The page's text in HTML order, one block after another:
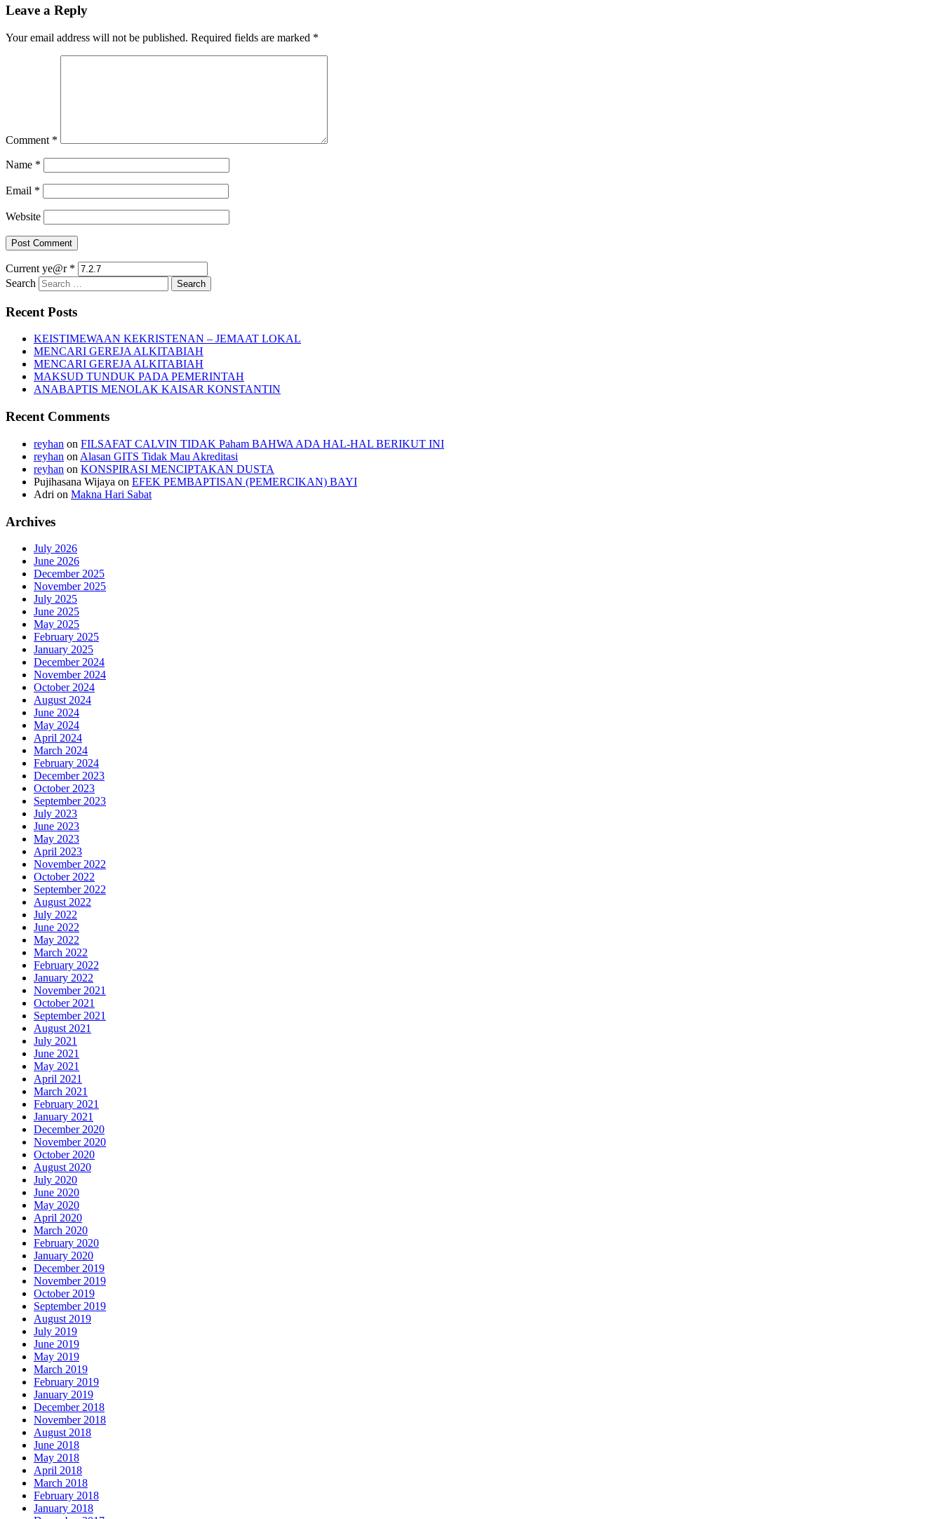
Leave a Reply
Your email address will not be published. Required fields are marked *
Comment *
Name *
Email *
Website
Current ye@r *
Search
Recent Posts
KEISTIMEWAAN KEKRISTENAN – JEMAAT LOKAL
MENCARI GEREJA ALKITABIAH
MENCARI GEREJA ALKITABIAH
MAKSUD TUNDUK PADA PEMERINTAH
ANABAPTIS MENOLAK KAISAR KONSTANTIN
Recent Comments
reyhan on FILSAFAT CALVIN TIDAK Paham BAHWA ADA HAL-HAL BERIKUT INI
reyhan on Alasan GITS Tidak Mau Akreditasi
reyhan on KONSPIRASI MENCIPTAKAN DUSTA
Pujihasana Wijaya on EFEK PEMBAPTISAN (PEMERCIKAN) BAYI
Adri on Makna Hari Sabat
Archives
July 2026
June 2026
December 2025
November 2025
July 2025
June 2025
May 2025
February 2025
January 2025
December 2024
November 2024
October 2024
August 2024
June 2024
May 2024
April 2024
March 2024
February 2024
December 2023
October 2023
September 2023
July 2023
June 2023
May 2023
April 2023
November 2022
October 2022
September 2022
August 2022
July 2022
June 2022
May 2022
March 2022
February 2022
January 2022
November 2021
October 2021
September 2021
August 2021
July 2021
June 2021
May 2021
April 2021
March 2021
February 2021
January 2021
December 2020
November 2020
October 2020
August 2020
July 2020
June 2020
May 2020
April 2020
March 2020
February 2020
January 2020
December 2019
November 2019
October 2019
September 2019
August 2019
July 2019
June 2019
May 2019
March 2019
February 2019
January 2019
December 2018
November 2018
August 2018
June 2018
May 2018
April 2018
March 2018
February 2018
January 2018